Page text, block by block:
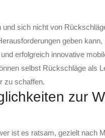
sich nicht von
geben
erfolgreich innovative
selbst Rückschläge als
zu schaffen.
zur
ist es ratsam, gezielt nach